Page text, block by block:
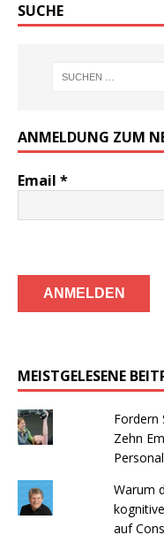
SUCHE
ANMELDUNG ZUM
Email *
MEISTGELESENE
Fordern
Zehn
Warum
auf